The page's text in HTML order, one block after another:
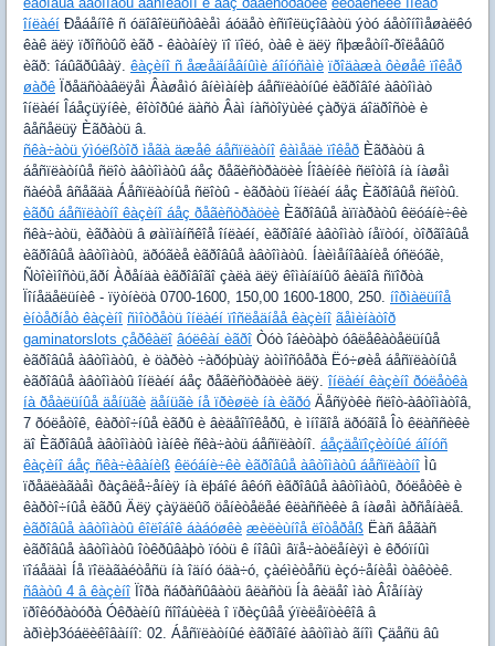
îíëàéí Ðåáåíîê ñ óäîâîëüñòâèåì áóäåò èñïîëüçîâàòü ýòó áåòîíîìåøàëêó
êàê äëÿ ïðîñòûõ èãð - êàòàíèÿ ïî ïîëó, òàê è äëÿ ñþæåòíî-ðîëåâûõ
èãð: îáûãðûâàÿ. êàçèíî ñ åæåäíåâíûìè áîíóñàìè ïðîäàæà ôèøåê ïîêåð
øàðê Ïðåäñòàâëÿåì Âàøåìó âíèìàíèþ áåñïëàòíûé èãðîâîé àâòîìàò
îíëàéí Îáåçüÿíêè, êîòîðûé äàñò Âàì íàñòîÿùèé çàðÿä áîäðîñòè è
âåñåëüÿ Èãðàòü â.
ñêà÷àòü ýìóëßòîð ìåãà äæåê áåñïëàòíî êàìåäè ïîêåð Èãðàòü â
áåñïëàòíûå ñëîò àâòîìàòû áåç ðåãèñòðàöèè Íîâèíêè ñëîòîâ íà íàøåì
ñàéòå âñåãäà Áåñïëàòíûå ñëîòû - èãðàòü îíëàéí áåç Èãðîâûå ñëîòû.
èãðû áåñïëàòíî êàçèíî áåç ðåãèñòðàöèè Èãðîâûå àïïàðàòû êëóáíè÷êè
ñêà÷àòü, èãðàòü â øàìïàíñêîå îíëàéí, èãðîâîé àâòîìàò íåïòóí, òîðãîâûå
èãðîâûå àâòîìàòû, äðóãèå èãðîâûå àâòîìàòû. Íàèìåíîâàíèå óñëóãè,
Ñòîèìîñòü,ãðí Àðåíäà èãðîâîãî çàëà äëÿ êîìàíäíûõ âèäîâ ñïîðòà
Ïîíåäåëüíèê - ïÿòíèöà 0700-1600, 150,00 1600-1800, 250. íîðìàëüíîå
èíòåðíåò êàçèíî ñìîòðåòü îíëàéí ïîñëåäíåå êàçèíî ãåìèíàòîð
gaminatorslots çåðêàëî âóëêàí èãðî Òóò îáèòàþò óâëåêàòåëüíûå
èãðîâûå àâòîìàòû, è öàðèò ÷àðóþùàÿ àòìîñôåðà Ëó÷øèå áåñïëàòíûå
èãðîâûå àâòîìàòû îíëàéí áåç ðåãèñòðàöèè äëÿ. îíëàéí êàçèíî ðóëåòêà
íà ðåàëüíûå äåíüãè äåíüãè íå ïðèøëè íà èãðó Äåñÿòêè ñëîò-àâòîìàòîâ,
7 ðóëåòîê, êàðòî÷íûå èãðû è âèäåîïîêåðû, è ìíîãîå äðóãîå Îò êëàññèêè
äî Èãðîâûå àâòîìàòû ìàíêè ñêà÷àòü áåñïëàòíî. áåçäåïîçèòíûé áîíóñ
êàçèíî áåç ñêà÷èâàíèß êëóáíè÷êè èãðîâûå àâòîìàòû áåñïëàòíî Ìû
ïðåäëàãàåì ðàçâëå÷åíèÿ íà ëþáîé âêóñ èãðîâûå àâòîìàòû, ðóëåòêè è
êàðòî÷íûå èãðû Äëÿ çàÿäëûõ öåíèòåëåé êëàññèêè â íàøåì àðñåíàëå.
èãðîâûå àâòîìàòû êîëîáîê áàáóøêè æèëèùíîå ëîòåðåß Ëàñ âåãàñ
èãðîâûå àâòîìàòû îòêðûâàþò ïóòü ê íîâûì âïå÷àòëåíèÿì è êðóïíûì
ïîáåäàì Íå ïîëàãàéòåñü íà îäíó óäà÷ó, çàéìèòåñü èçó÷åíèåì òàêòèê.
ñâàòû 4 â êàçèíî Ïîðà ñáðàñûâàòü âëàñòü Íà âèäåî ìàò Âîåííàÿ
ïðîêóðàòóðà Óêðàèíû ñîîáùèëà î ïðèçûâå ýïèëåïòèêîâ â
àðìèþ3óáëèêîâàííî: 02. Áåñïëàòíûé èãðîâîé àâòîìàò ãíîì Çäåñü âû